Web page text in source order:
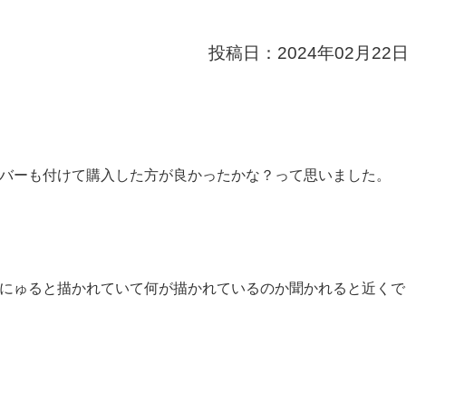
投稿日： 2024年02月22日
も付けて購入した方が良かったかな？って思いました。
ゅると描かれていて何が描かれているのか聞かれると近くで